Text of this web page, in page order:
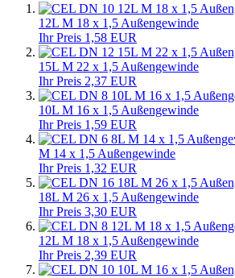
12L M 18 x 1,5 Außengewinde
Ihr Preis 1,58 EUR
15L M 22 x 1,5 Außengewinde
Ihr Preis 2,37 EUR
10L M 16 x 1,5 Außengewinde
Ihr Preis 1,59 EUR
M 14 x 1,5 Außengewinde
Ihr Preis 1,32 EUR
18L M 26 x 1,5 Außengewinde
Ihr Preis 3,30 EUR
12L M 18 x 1,5 Außengewinde
Ihr Preis 2,39 EUR